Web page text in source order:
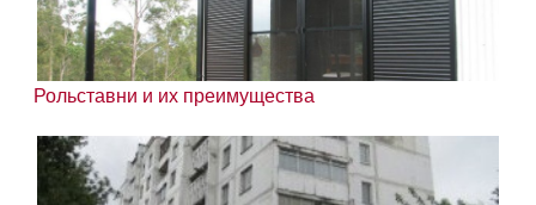
Рольставни и их преимущества